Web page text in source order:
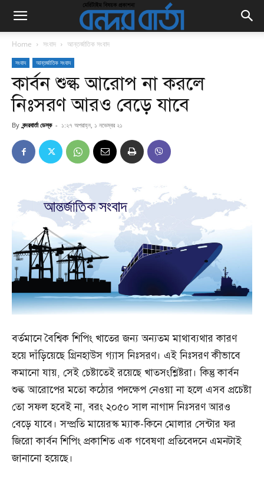
Home সংবাদ আন্তর্জাতিক সংবাদ
সংবাদ আন্তর্জাতিক সংবাদ
কার্বন শুল্ক আরোপ না করলে
নিঃসরণ আরও বেড়ে যাবে
By বন্দরবার্তা ডেস্ক - ১:২৭ অপরাহ্ন, ১ নভেম্বর ২১
বর্তমানে বৈশ্বিক শিপিং খাতের জন্য অন্যতম মাথাব্যথার কারণ
হয়ে দাঁড়িয়েছে গ্রিনহাউস গ্যাস নিঃসরণ। এই নিঃসরণ কীভাবে
কমানো যায়, সেই চেষ্টাতেই রয়েছে খাতসংশ্লিষ্টরা। কিন্তু কার্বন
শুল্ক আরোপের মতো কঠোর পদক্ষেপ নেওয়া না হলে এসব প্রচেষ্টা
তো সফল হবেই না, বরং ২০৫০ সাল নাগাদ নিঃসরণ আরও
বেড়ে যাবে। সম্প্রতি মায়েরস্ক ম্যাক-কিনে মোলার সেন্টার ফর
জিরো কার্বন শিপিং প্রকাশিত এক গবেষণা প্রতিবেদনে এমনটাই
জানানো হয়েছে।